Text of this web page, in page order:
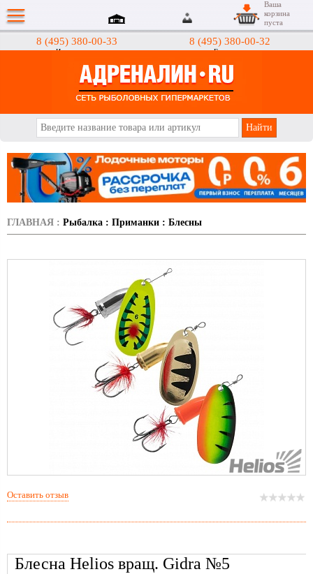
8 (495) 380-00-33
Интернет-магазин
8 (495) 380-00-32
Гипермаркеты
Ваша
корзина
пуста
ГЛАВНАЯ : Рыбалка : Приманки : Блесны
Блесна Helios вращ. Gidra №5
Оставить отзыв